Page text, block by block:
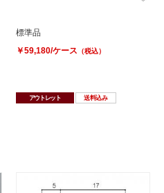
標準品
￥59,180/ケース （税込）
アウトレット 送料込み